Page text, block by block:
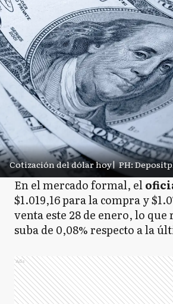
Cotización del dólar hoy| PH:
En el mercado formal, el
$1.019,16 para la compra y
venta este 28 de enero, lo
suba de 0,08% respecto a la
Ads